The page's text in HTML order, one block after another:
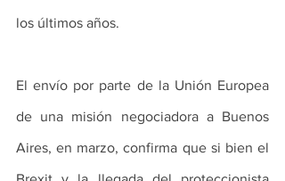
los últimos años.
El envío por parte de la Unión Europea
de una misión negociadora a Buenos
Aires, en marzo, confirma que si bien el